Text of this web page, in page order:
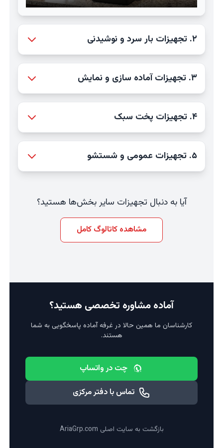
۲. تجهیزات بار سرد و نوشیدنی
۳. تجهیزات آماده سازی و نمایش
۴. تجهیزات پخت سبک
۵. تجهیزات عمومی و شستشو
آیا به دنبال تجهیزات سایر بخش‌ها هستید؟
مشاهده کاتالوگ کامل
آماده مشاوره تخصصی هستید؟
کارشناسان ما همین حالا در غرفه آماده پاسخگویی به شما
هستند.
چت در واتساپ
تماس با دفتر مرکزی
بازگشت به سایت اصلی AriaGrp.com